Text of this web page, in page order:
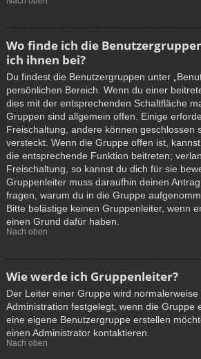
Wo finde ich die
ich ihnen bei?
Du findest die Benutzergruppen unter
persönlichen Bereich. Wenn du einer
dies mit der entsprechenden Schaltfläche
Gruppen sind allgemein offen. Einige
Freischaltung, andere können geschlossen
versteckt. Wenn die Gruppe offen ist,
die entsprechende Funktion beitreten;
Freischaltung, so kannst du dich für sie
Gruppenleiter muss daraufhin deinen
fragen, warum du in die Gruppe
Bitte belästige keinen Gruppenleiter, wenn
einen Grund dafür haben.
Nach oben
Wie werde ich Gruppenleiter?
Der Leiter einer Gruppe wird
Administration festgelegt, wenn die Gruppe
eine eigene Benutzergruppe erstellen
einen Administrator kontaktieren.
Nach oben